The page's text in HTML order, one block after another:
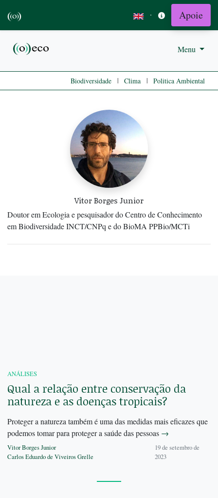
· Apoie
Menu
Biodiversidade | Clima | Politica Ambiental
Vitor Borges Junior
Doutor em Ecologia e pesquisador do Centro de Conhecimento
em Biodiversidade INCT/CNPq e do BioMA PPBio/MCTi
ANÁLISES
Qual a relação entre conservação da
natureza e as doenças tropicais?
Proteger a natureza também é uma das medidas mais eficazes que
podemos tomar para proteger a saúde das pessoas →
Vitor Borges Junior
Carlos Eduardo de Viveiros Grelle
19 de setembro de
2023